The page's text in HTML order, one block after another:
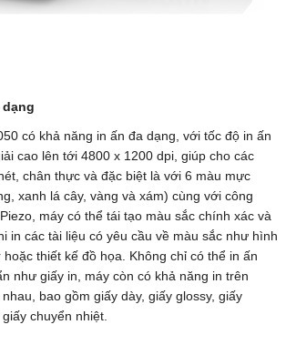
dạng
có khả năng in ấn đa dạng, với tốc độ in ấn
cao lên tới 4800 x 1200 dpi, giúp cho các
chân thực và đặc biệt là với 6 màu mực
xanh lá cây, vàng và xám) cùng với công
máy có thể tái tạo màu sắc chính xác và
in các tài liệu có yêu cầu về màu sắc như hình
thiết kế đồ họa. Không chỉ có thể in ấn
như giấy in, máy còn có khả năng in trên
bao gồm giấy dày, giấy glossy, giấy
chuyển nhiệt.